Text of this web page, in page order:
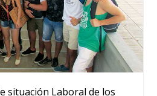
situación Laboral de los